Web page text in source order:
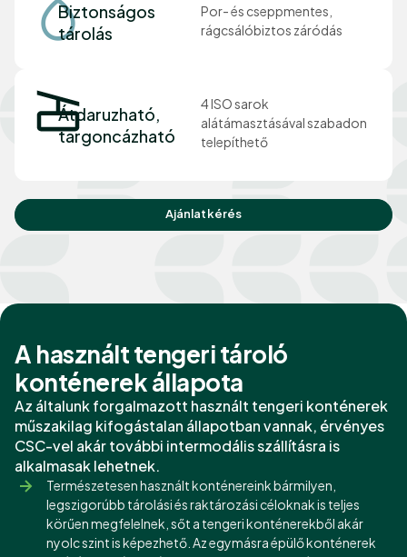
Biztonságos
tárolás
Por- és cseppmentes,
rágcsálóbiztos záródás
Átdaruzható,
targoncázható
4 ISO sarok
alátámasztásával szabadon
telepíthető
Ajánlatkérés
A használt tengeri tároló
konténerek állapota
Az általunk forgalmazott használt tengeri konténerek
műszakilag kifogástalan állapotban vannak, érvényes
CSC-vel akár további intermodális szállításra is
alkalmasak lehetnek.
Természetesen használt konténereink bármilyen,
legszigorúbb tárolási és raktározási céloknak is teljes
körűen megfelelnek, sőt a tengeri konténerekből akár
nyolc szint is képezhető. Az egymásra épülő konténerek